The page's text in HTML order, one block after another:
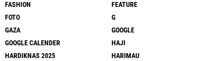
FASHION
FEATURE
FOTO
G
GAZA
GOOGLE
GOOGLE CALENDER
HAJI
HARDIKNAS 2025
HARIMAU